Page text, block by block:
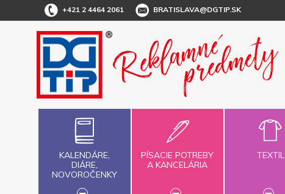
+421 2 4464 2061 BRATISLAVA@DGTIP.SK
KALENDÁRE,
DIÁRE,
NOVOROČENKY
PÍSACIE POTREBY
A KANCELÁRIA
TEXTIL